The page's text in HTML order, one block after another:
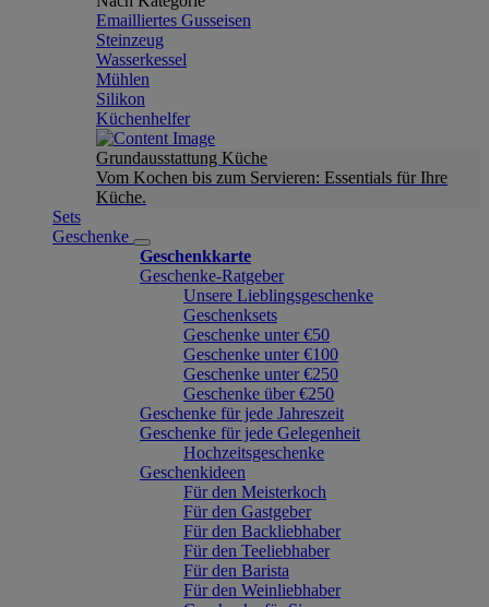
Emailliertes Gusseisen
Steinzeug
Wasserkessel
Mühlen
Silikon
Küchenhelfer
Grundausstattung Küche
Vom Kochen bis zum Servieren: Essentials für Ihre
Küche.
Sets
Geschenke
Geschenkkarte
Geschenke-Ratgeber
Unsere Lieblingsgeschenke
Geschenksets
Geschenke unter €50
Geschenke unter €100
Geschenke unter €250
Geschenke über €250
Geschenke für jede Jahreszeit
Geschenke für jede Gelegenheit
Hochzeitsgeschenke
Geschenkideen
Für den Meisterkoch
Für den Gastgeber
Für den Backliebhaber
Für den Teeliebhaber
Für den Barista
Für den Weinliebhaber